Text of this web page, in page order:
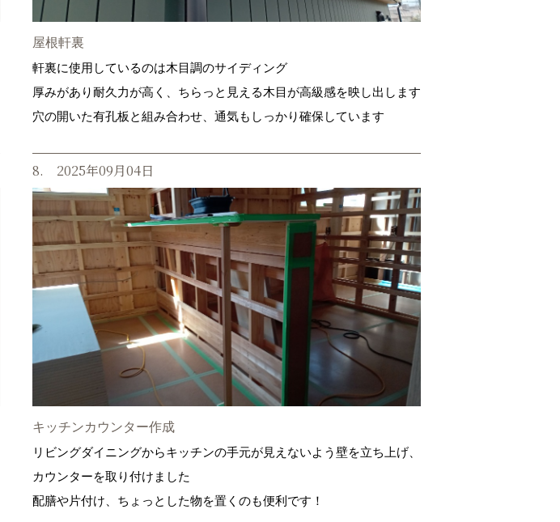
屋根軒裏
軒裏に使用しているのは木目調のサイディング
厚みがあり耐久力が高く、ちらっと見える木目が高級感を映し出します
穴の開いた有孔板と組み合わせ、通気もしっかり確保しています
8. 2025年09月04日
キッチンカウンター作成
リビングダイニングからキッチンの手元が見えないよう壁を立ち上げ、
カウンターを取り付けました
配膳や片付け、ちょっとした物を置くのも便利です！